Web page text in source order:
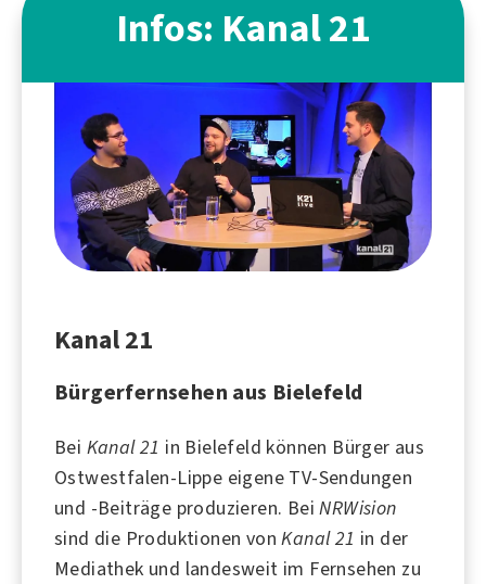
Infos: Kanal 21
Kanal 21
Bürgerfernsehen aus Bielefeld
Bei Kanal 21 in Bielefeld können Bürger aus
Ostwestfalen-Lippe eigene TV-Sendungen
und -Beiträge produzieren. BeiNRWision
sind die Produktionen vonKanal 21 in der
Mediathek und landesweit im Fernsehen zu